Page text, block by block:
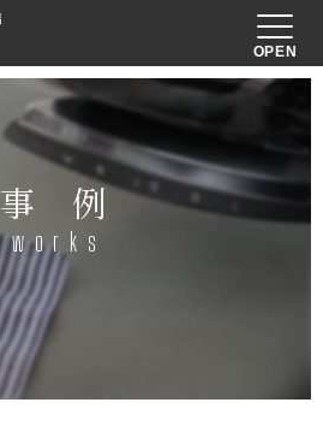
OPEN
事 例
works